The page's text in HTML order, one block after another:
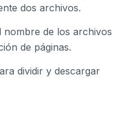
dos archivos.
nombre de los archivos
de páginas.
dividir y descargar